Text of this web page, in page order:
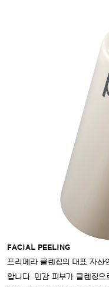
FACIAL PEELING
프리메라 클렌징의 대표 자산
합니다. 민감 피부가 클렌징